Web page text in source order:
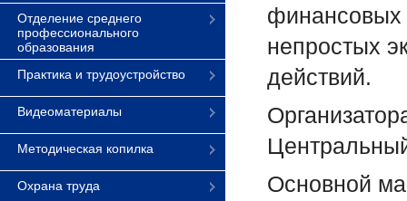
Отделение среднего
профессионального
образования
Практика и трудоустройство
Видеоматериалы
Методическая копилка
Охрана труда
финансовых
непростых
действий.
Основной